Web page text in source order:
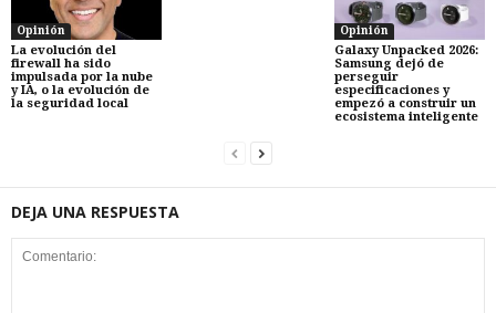
Opinión
La evolución del
firewall ha sido
impulsada por la nube
y IA, o la evolución de
la seguridad local
Opinión
Galaxy Unpacked 2026:
Samsung dejó de
perseguir
especificaciones y
empezó a construir un
ecosistema inteligente
DEJA UNA RESPUESTA